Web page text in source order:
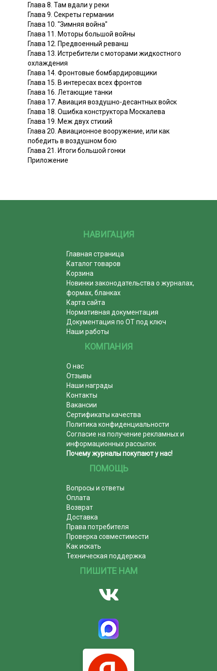
Глава 8. Там вдали у реки
Глава 9. Секреты германии
Глава 10. "Зимняя война"
Глава 11. Моторы большой войны
Глава 12. Предвоенный реванш
Глава 13. Истребители с моторами жидкостного
охлаждения
Глава 14. Фронтовые бомбардировщики
Глава 15. В интересах всех фронтов
Глава 16. Летающие танки
Глава 17. Авиация воздушно-десантных войск
Глава 18. Ошибка конструктора Москалева
Глава 19. Меж двух стихий
Глава 20. Авиационное вооружение, или как
победить в воздушном бою
Глава 21. Итоги большой гонки
Приложение
НАВИГАЦИЯ
Главная страница
Каталог товаров
Корзина
Новинки законодательства о журналах,
формах, бланках
Карта сайта
Нормативная документация
Документация по ОТ под ключ
Наши работы
КОМПАНИЯ
О нас
Отзывы
Наши награды
Контакты
Вакансии
Сертификаты качества
Политика конфиденциальности
Согласие на получение рекламных и
информационных рассылок
Почему журналы покупают у нас!
ПОМОЩЬ
Вопросы и ответы
Оплата
Возврат
Доставка
Права потребителя
Проверка совместимости
Как искать
Техническая поддержка
ПИШИТЕ НАМ